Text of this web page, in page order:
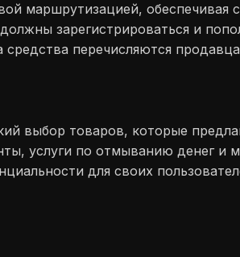
маршрутизацией, обеспечивая
зарегистрироваться и
средства перечисляются
выбор товаров, которые
услуги по отмыванию денег и
для своих